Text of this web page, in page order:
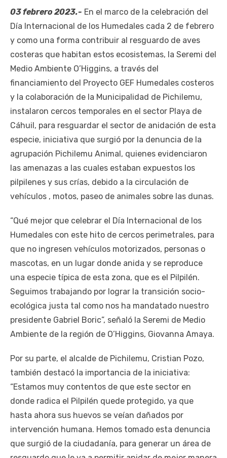
03 febrero 2023.- En el marco de la celebración del
Día Internacional de los Humedales cada 2 de febrero
y como una forma contribuir al resguardo de aves
costeras que habitan estos ecosistemas, la Seremi del
Medio Ambiente O’Higgins, a través del
financiamiento del Proyecto GEF Humedales costeros
y la colaboración de la Municipalidad de Pichilemu,
instalaron cercos temporales en el sector Playa de
Cáhuil, para resguardar el sector de anidación de esta
especie, iniciativa que surgió por la denuncia de la
agrupación Pichilemu Animal, quienes evidenciaron
las amenazas a las cuales estaban expuestos los
pilpilenes y sus crías, debido a la circulación de
vehículos , motos, paseo de animales sobre las dunas.
“Qué mejor que celebrar el Día Internacional de los
Humedales con este hito de cercos perimetrales, para
que no ingresen vehículos motorizados, personas o
mascotas, en un lugar donde anida y se reproduce
una especie típica de esta zona, que es el Pilpilén.
Seguimos trabajando por lograr la transición socio-
ecológica justa tal como nos ha mandatado nuestro
presidente Gabriel Boric”, señaló la Seremi de Medio
Ambiente de la región de O’Higgins, Giovanna Amaya.
Por su parte, el alcalde de Pichilemu, Cristian Pozo,
también destacó la importancia de la iniciativa:
“Estamos muy contentos de que este sector en
donde radica el Pilpilén quede protegido, ya que
hasta ahora sus huevos se veían dañados por
intervención humana. Hemos tomado esta denuncia
que surgió de la ciudadanía, para generar un área de